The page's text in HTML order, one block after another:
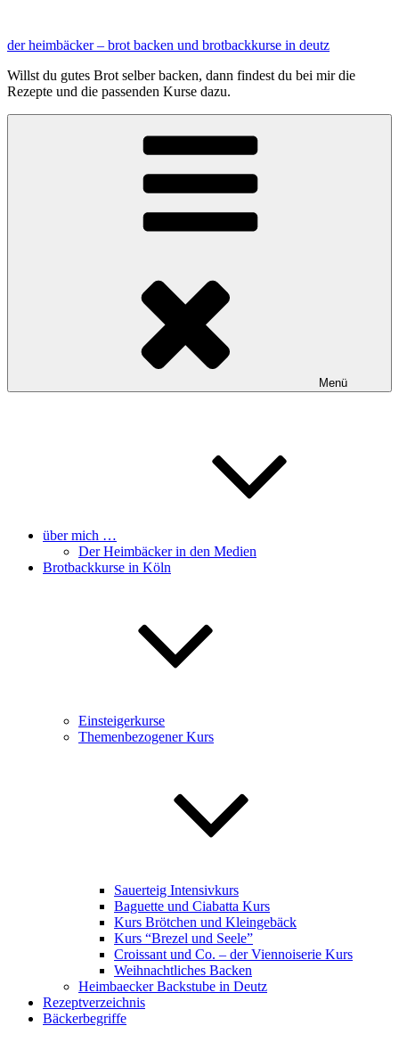
springen
der heimbäcker – brot backen und brotbackkurse in deutz
Willst du gutes Brot selber backen, dann findest du bei mir die
Rezepte und die passenden Kurse dazu.
Menü
über mich …
Der Heimbäcker in den Medien
Brotbackkurse in Köln
Einsteigerkurse
Themenbezogener Kurs
Sauerteig Intensivkurs
Baguette und Ciabatta Kurs
Kurs Brötchen und Kleingebäck
Kurs “Brezel und Seele”
Croissant und Co. – der Viennoiserie Kurs
Weihnachtliches Backen
Heimbaecker Backstube in Deutz
Rezeptverzeichnis
Bäckerbegriffe